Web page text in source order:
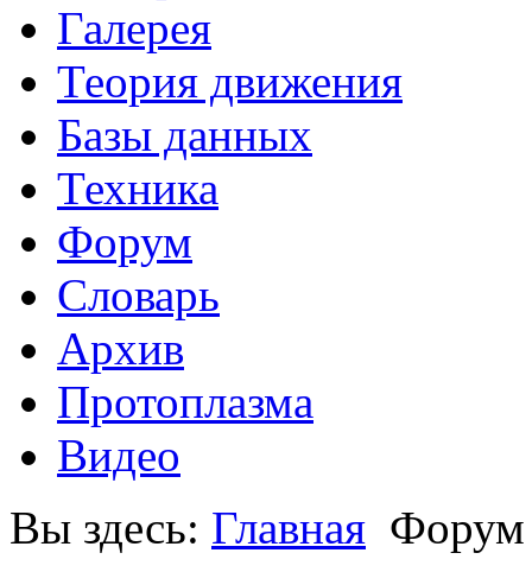
Галерея
Теория движения
Базы данных
Техника
Форум
Словарь
Архив
Протоплазма
Видео
Вы здесь: Главная Форум